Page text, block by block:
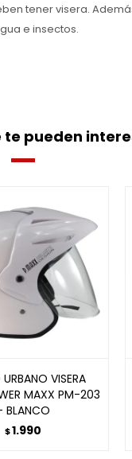
tener visera.
e insectos.
te pueden
VISERA
MAXX PM-203
BLANCO
$1.990